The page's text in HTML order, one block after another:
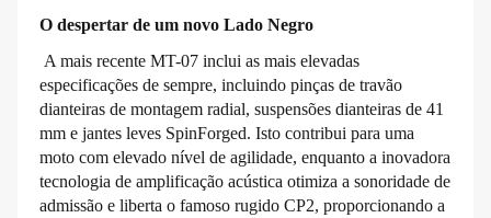
O despertar de um novo Lado Negro
A mais recente MT-07 inclui as mais elevadas
especificações de sempre, incluindo pinças de travão
dianteiras de montagem radial, suspensões dianteiras de 41
mm e jantes leves SpinForged. Isto contribui para uma
moto com elevado nível de agilidade, enquanto a inovadora
tecnologia de amplificação acústica otimiza a sonoridade de
admissão e liberta o famoso rugido CP2, proporcionando a